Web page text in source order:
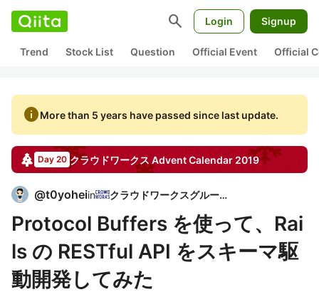
search Login Signup
Trend Stock List Question Official Event Official
infoMore than 5 years have passed since last update.
Day 20 クラウドワークス Advent Calendar 2019
@t0yoheiin クラウドワークスグループ
Protocol Buffers を使って、Rai
ls の RESTful API をスキーマ駆
動開発してみた